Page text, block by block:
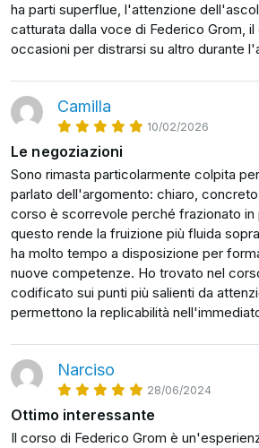
comunichi ciò che tu desideri, e
leggere quello degli altri, con
che non ti aspetteresti mai
Il fondamentale lavoro da
negoziazione: solo questo,
grande differenza sul risultato
Un potente set di “tecniche
aiutarti a entrare in empatia con
scoprire eventuali bluff e
leadership durante la
Una carrellata delle situazioni
frequenti, e come gestirle:
troppo”, ai tempi della
culturali tra le parti, agli
vengono onorati, all’uso
Nel corso imparerai tutto questo sia
spiegazioni del Dott. Grom, sia
simulazioni che ti aiuteranno a
applicare le tecniche.
ha parti superflue, l'attenzione
catturata dalla voce di Federico Grom,
occasioni per distrarsi su altro durante
Camilla
10/02/2026
Le negoziazioni
Sono rimasta particolarmente colpita
parlato dell'argomento: chiaro,
corso è scorrevole perché frazionato in
questo rende la fruizione più fluida
ha molto tempo a disposizione per
nuove competenze. Ho trovato nel
codificato sui punti più salienti da
permettono la replicabilità
Narciso
28/06/2024
Ottimo interessante
Il corso di Federico Grom è